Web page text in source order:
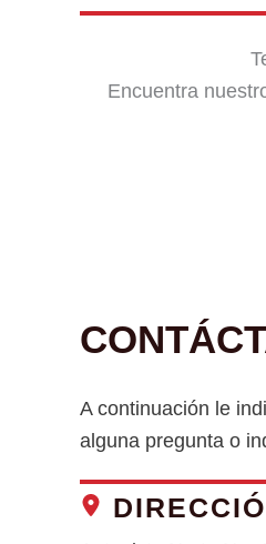
Encuentra
A continuación le
alguna pregunta o